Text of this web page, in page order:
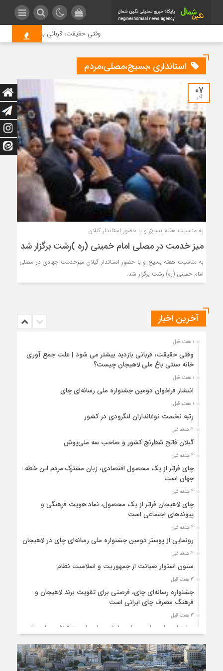
وقتی حقیقت، قربانی بازدید بیشتر
استانداری ،بسیج،مصلی،مردم
۰۷
آذر
به مناسبت هفته بسیج و با حضور استاندار گیلان
میز خدمت در مصلی امام خمینی (ره )رشت برگزار شد
به مناسبت هفته بسیج و با حضور استاندار گیلان میزخدمت جهادی در مصلی
امام خمینی (ره) رشت برگزار شد.
آخرین اخبار
1 هفته قبل
وقتی حقیقت، قربانی بازدید بیشتر می شود | علت جمع آوری
خانه سنتی باغ ملی لاهیجان چیست؟
1 هفته قبل
انتشار فراخوان دومین جشنواره ملی رسانه‌ای چای
1 هفته قبل
رتبه نخست نوغانداران لنگرودی در کشور
2 هفته قبل
گیلان فاتح شطرنج کشور و صاحب سه ملی‌پوش
2 هفته قبل
چای فراتر از یک محصول اقتصادی، زبان مشترک مردم این خطه با
جهان است
2 هفته قبل
چای لاهیجان فراتر از یک محصول، نماد هویت فرهنگی و
پیوندهای اجتماعی است
2 هفته قبل
رونمایی از پوستر دومین جشنواره ملی رسانه‌ای چای در لاهیجان
2 هفته قبل
ستون استوار صیانت از جمهوریت و اسلامیت نظام
3 هفته قبل
جشنواره رسانه‌ای چای، فرصتی برای تقویت برند لاهیجان و
فرهنگ مصرف چای ایرانی است
3 هفته قبل
جشنواره ملی چای، حمایت از لاهیجان یا هزینه‌تراشی برای چای
3 هفته قبل
پیکر مطهر رهبر شهید انقلاب در حرم مطهر رضوی آرام گرفت